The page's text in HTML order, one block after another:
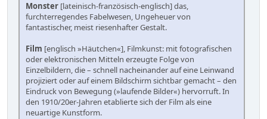
Monster [lateinisch-französisch-englisch] das,
furchterregendes Fabelwesen, Ungeheuer von
fantastischer, meist riesenhafter Gestalt.
Film [englisch »Häutchen«], Filmkunst: mit fotografischen
oder elektronischen Mitteln erzeugte Folge von
Einzelbildern, die – schnell nacheinander auf eine Leinwand
projiziert oder auf einem Bildschirm sichtbar gemacht – den
Eindruck von Bewegung (»laufende Bilder«) hervorruft. In
den 1910/20er-Jahren etablierte sich der Film als eine
neuartige Kunstform.